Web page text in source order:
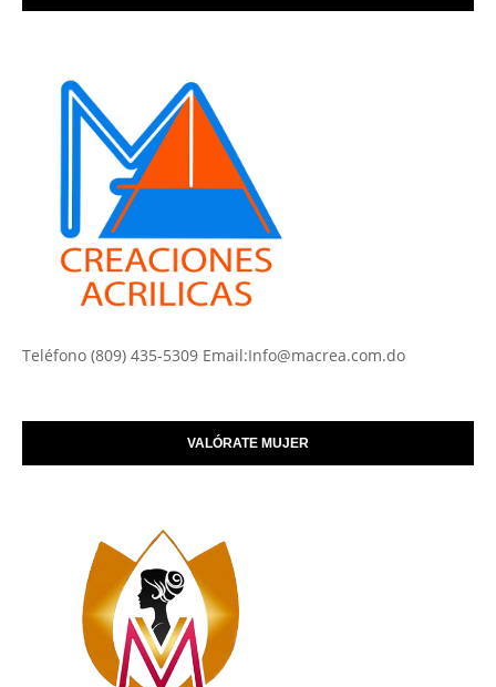
Teléfono (809) 435-5309 Email:Info@macrea.com.do
VALÓRATE MUJER